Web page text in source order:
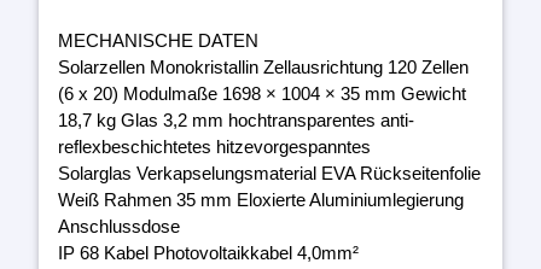
MECHANISCHE DATEN
Solarzellen Monokristallin Zellausrichtung 120 Zellen
(6 x 20) Modulmaße 1698 × 1004 × 35 mm Gewicht
18,7 kg Glas 3,2 mm hochtransparentes anti-
reflexbeschichtetes hitzevorgespanntes
Solarglas Verkapselungsmaterial EVA Rückseitenfolie
Weiß Rahmen 35 mm Eloxierte Aluminiumlegierung
Anschlussdose
IP 68 Kabel Photovoltaikkabel 4,0mm²